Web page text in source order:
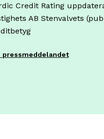
Credit Rating
AB Stenvalvets
pressmeddelandet